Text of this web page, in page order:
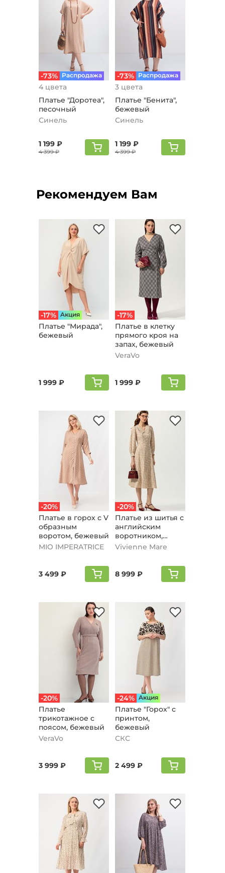
-73% Распродажа
4 цвета
Платье "Доротеа",
песочный
Синель
1 199 ₽
4 399 ₽
-73% Распродажа
3 цвета
Платье "Бенита",
бежевый
Синель
1 199 ₽
4 399 ₽
Рекомендуем Вам
-17% Aкция
Платье "Мирада",
бежевый
1 999 ₽
-17%
Платье в клетку
прямого кроя на
запах, бежевый
VeraVo
1 999 ₽
-20%
Платье в горох с V
образным
воротом, бежевый
MIO IMPERATRICE
3 499 ₽
-20%
Платье из шитья с
английским
воротником,
бежевый
Vivienne Mare
8 999 ₽
-20%
Платье
трикотажное с
поясом, бежевый
VeraVo
3 999 ₽
-24% Aкция
Платье "Горох" с
принтом,
бежевый
СКС
2 499 ₽